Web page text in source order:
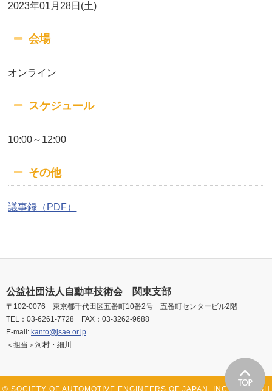
2023年01月28日(土)
会場
オンライン
スケジュール
10:00～12:00
その他
議事録（PDF）
公益社団法人自動車技術会 関東支部
〒102-0076 東京都千代田区五番町10番2号 五番町センタービル2階
TEL：03-6261-7728 FAX：03-3262-9688
E-mail: kanto@jsae.or.jp
＜担当＞河村・細川
© SOCIETY OF AUTOMOTIVE ENGINEERS OF JAPAN, INC. ALL RIGH